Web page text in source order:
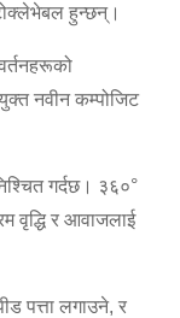
हुन्छन्।
नवीन कम्पोजिट
गर्दछ। ३६०°
वृद्धि र आवाजलाई
पत्ता लगाउने, र